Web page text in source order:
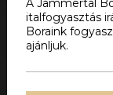
italfogyasztás
Boraink
ajánljuk.